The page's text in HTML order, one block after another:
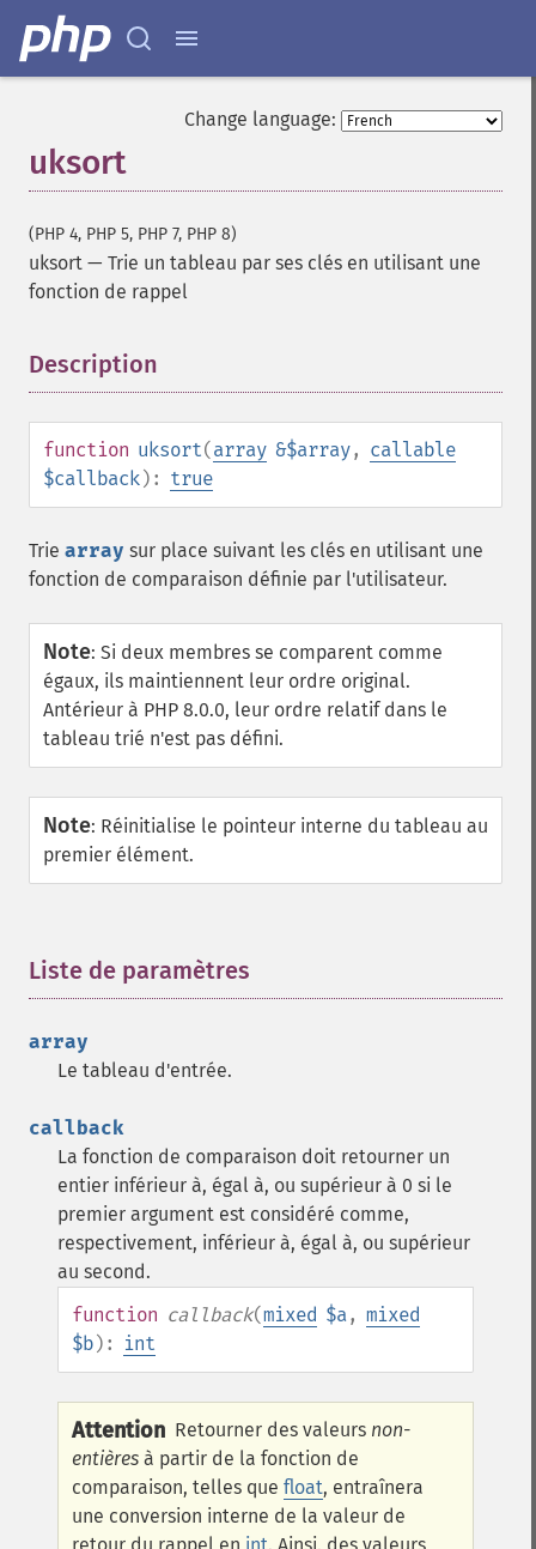
Change language:
uksort
(PHP 4, PHP 5, PHP 7, PHP 8)
uksort — Trie un tableau par ses clés en utilisant une
fonction de rappel
Description
function uksort(array &$array, callable
$callback): true
Trie array sur place suivant les clés en utilisant une
fonction de comparaison définie par l'utilisateur.
Note: Si deux membres se comparent comme
égaux, ils maintiennent leur ordre original.
Antérieur à PHP 8.0.0, leur ordre relatif dans le
tableau trié n'est pas défini.
Note: Réinitialise le pointeur interne du tableau au
premier élément.
Liste de paramètres
array
Le tableau d'entrée.
callback
La fonction de comparaison doit retourner un
entier inférieur à, égal à, ou supérieur à 0 si le
premier argument est considéré comme,
respectivement, inférieur à, égal à, ou supérieur
au second.
function callback(mixed $a, mixed
$b): int
Attention Retourner des valeurs non-
entières à partir de la fonction de
comparaison, telles que float, entraînera
une conversion interne de la valeur de